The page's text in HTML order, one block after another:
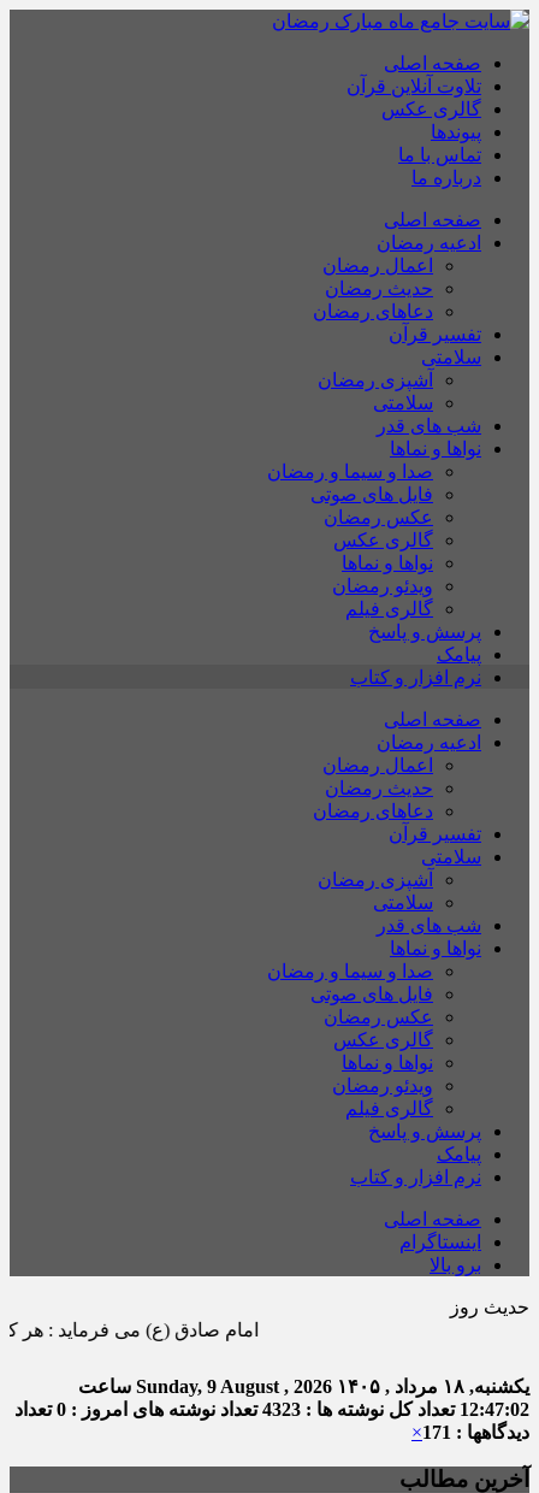
صفحه اصلی
تلاوت آنلاین قرآن
گالری عکس
پیوندها
تماس با ما
درباره ما
صفحه اصلی
ادعیه رمضان
اعمال رمضان
حدیث رمضان
دعاهای رمضان
تفسیر قرآن
سلامتی
آشپزی رمضان
سلامتی
شب های قدر
نواها و نماها
صدا و سیما و رمضان
فایل های صوتی
عکس رمضان
گالری عکس
نواها و نماها
ویدئو رمضان
گالری فیلم
پرسش و پاسخ
پیامک
نرم افزار و کتاب
صفحه اصلی
ادعیه رمضان
اعمال رمضان
حدیث رمضان
دعاهای رمضان
تفسیر قرآن
سلامتی
آشپزی رمضان
سلامتی
شب های قدر
نواها و نماها
صدا و سیما و رمضان
فایل های صوتی
عکس رمضان
گالری عکس
نواها و نماها
ویدئو رمضان
گالری فیلم
پرسش و پاسخ
پیامک
نرم افزار و کتاب
صفحه اصلی
اینستاگرام
برو بالا
حدیث روز
امام صادق (ع) می فرماید : هر كس در
یکشنبه, ۱۸ مرداد , ۱۴۰۵ Sunday, 9 August , 2026 ساعت
12:47:02 تعداد کل نوشته ها : 4323 تعداد نوشته های امروز : 0
تعداد
دیدگاهها : 171
×
آخرین مطالب